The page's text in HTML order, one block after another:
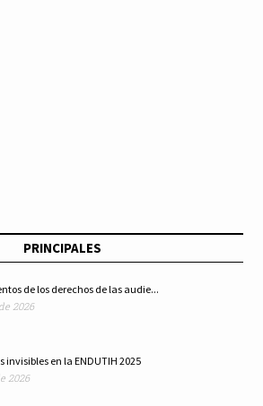
PRINCIPALES
de los derechos de las audie...
2026
invisibles en la ENDUTIH 2025
2026